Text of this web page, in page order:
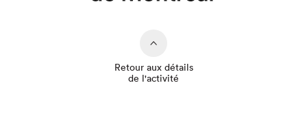
Retour aux détails
de l'activité